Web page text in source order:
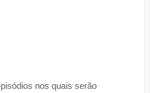
nos quais serão